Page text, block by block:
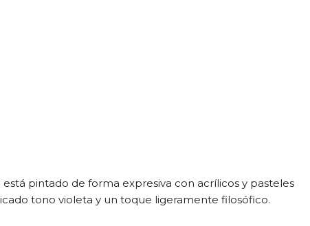
pintado de forma expresiva con acrílicos y pasteles
tono violeta y un toque ligeramente filosófico.